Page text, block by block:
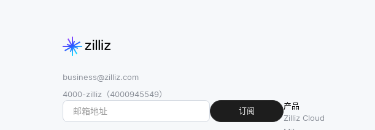
business@zilliz.com
4000-zilliz（4000945549）
订阅
产品
Zilliz Cloud